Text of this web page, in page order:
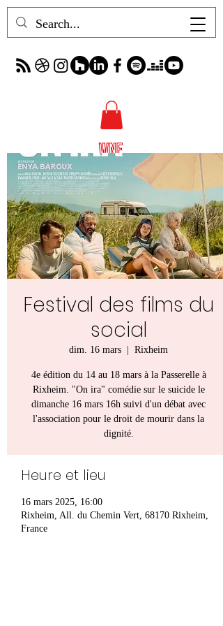
Festival des films du
social
dim. 16 mars
  |
Rixheim
4e édition du 14 au 18 mars à la Passerelle à
Rixheim. "On ira" comédie sur le suicide le
dimanche 16 mars 16h suivi d'un débat avec
l'association pour le droit de mourir dans la
dignité.
Heure et lieu
16 mars 2025, 16:00
Rixheim, All. du Chemin Vert, 68170 Rixheim,
France